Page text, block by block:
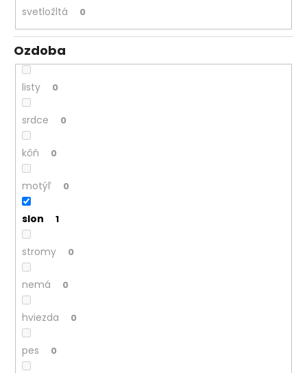
svetložltá 0
Ozdoba
listy 0
srdce 0
kôň 0
motýľ 0
slon 1
stromy 0
nemá 0
hviezda 0
pes 0